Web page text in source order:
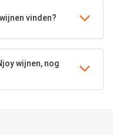
vinden?
wijnen, nog